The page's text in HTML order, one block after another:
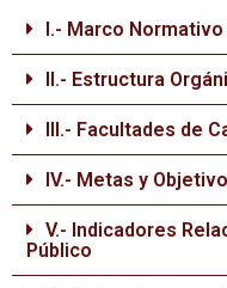
I.- Marco
II.- Estructura
III.- Facultades de
IV.- Metas y
V.- Indicadores
Público